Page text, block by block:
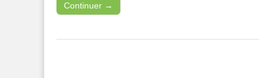
Continuer →